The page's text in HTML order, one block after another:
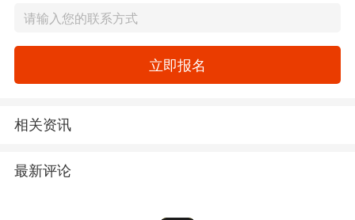
立即报名
相关资讯
最新评论